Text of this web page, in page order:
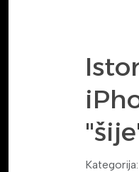
Kategorija: